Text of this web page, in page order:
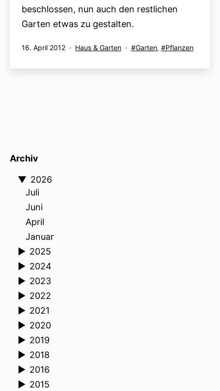
beschlossen, nun auch den restlichen
Garten etwas zu gestalten.
Veröffentlicht
16. April 2012
Kategorisiert
Haus & Garten
Verschlagwortet
Garten, Pflanzen
Archiv
▼ 2026
Juli
Juni
April
Januar
► 2025
► 2024
► 2023
► 2022
► 2021
► 2020
► 2019
► 2018
► 2016
► 2015